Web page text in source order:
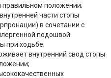
правильном положении;
части стопы
в сочетании с
подошвой
при ходьбе;
внутренний свод стопы